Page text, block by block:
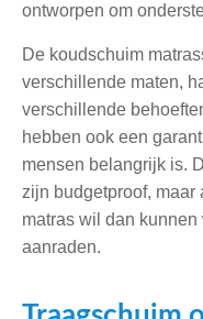
ontworpen om
De koudschuim
verschillende maten,
verschillende
hebben ook een
mensen belangrijk is.
zijn budgetproof,
matras wil dan
aanraden.